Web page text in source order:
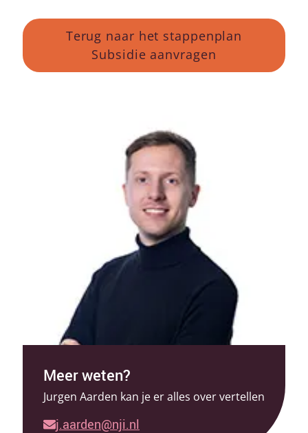
Terug naar het stappenplan
Subsidie aanvragen
Meer weten?
Jurgen Aarden kan je er alles over vertellen
j.aarden@nji.nl